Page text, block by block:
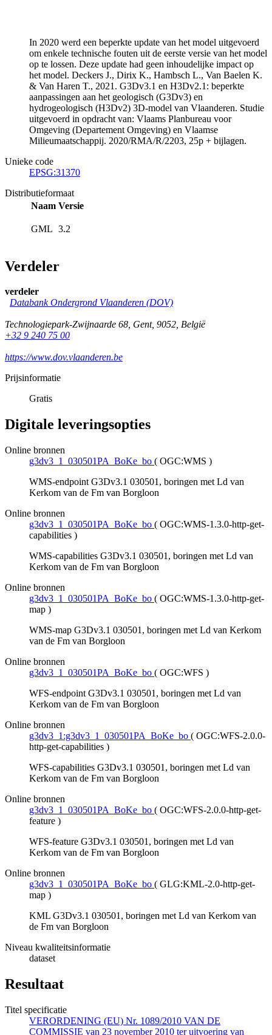
In 2020 werd een beperkte update van het model uitgevoerd
om enkele technische fouten uit de eerste versie van het model
op te lossen. Deze update had geen inhoudelijke impact op
het model. Deckers J., Dirix K., Hambsch L., Van Baelen K.
& Van Haren T., 2021. G3Dv3.1 en H3Dv2.1: beperkte
aanpassingen aan het geologisch (G3Dv3) en
hydrogeologisch (H3Dv2) 3D-model van Vlaanderen. Studie
uitgevoerd in opdracht van: Vlaams Planbureau voor
Omgeving (Departement Omgeving) en Vlaamse
Milieumaatschappij. 2020/RMA/R/2203, 25p + bijlagen.
Unieke code
EPSG:31370
Distributieformaat
Naam Versie
GML 3.2
Verdeler
verdeler
Databank Ondergrond Vlaanderen (DOV)
Technologiepark-Zwijnaarde 68, Gent, 9052, België
+32 9 240 75 00
https://www.dov.vlaanderen.be
Prijsinformatie
Gratis
Digitale leveringsopties
Online bronnen
g3dv3_1_030501PA_BoKe_bo ( OGC:WMS )
WMS-endpoint G3Dv3.1 030501, boringen met Ld van
Kerkom van de Fm van Borgloon
Online bronnen
g3dv3_1_030501PA_BoKe_bo ( OGC:WMS-1.3.0-http-get-
capabilities )
WMS-capabilities G3Dv3.1 030501, boringen met Ld van
Kerkom van de Fm van Borgloon
Online bronnen
g3dv3_1_030501PA_BoKe_bo ( OGC:WMS-1.3.0-http-get-
map )
WMS-map G3Dv3.1 030501, boringen met Ld van Kerkom
van de Fm van Borgloon
Online bronnen
g3dv3_1_030501PA_BoKe_bo ( OGC:WFS )
WFS-endpoint G3Dv3.1 030501, boringen met Ld van
Kerkom van de Fm van Borgloon
Online bronnen
g3dv3_1:g3dv3_1_030501PA_BoKe_bo ( OGC:WFS-2.0.0-
http-get-capabilities )
WFS-capabilities G3Dv3.1 030501, boringen met Ld van
Kerkom van de Fm van Borgloon
Online bronnen
g3dv3_1_030501PA_BoKe_bo ( OGC:WFS-2.0.0-http-get-
feature )
WFS-feature G3Dv3.1 030501, boringen met Ld van
Kerkom van de Fm van Borgloon
Online bronnen
g3dv3_1_030501PA_BoKe_bo ( GLG:KML-2.0-http-get-
map )
KML G3Dv3.1 030501, boringen met Ld van Kerkom van
de Fm van Borgloon
Niveau kwaliteitsinformatie
dataset
Resultaat
Titel specificatie
VERORDENING (EU) Nr. 1089/2010 VAN DE
COMMISSIE van 23 november 2010 ter uitvoering van